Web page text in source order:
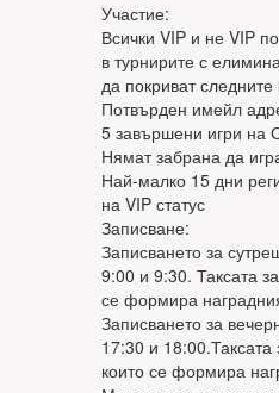
Участие:
Всички VIP и не VIP
в турнирите с
да покриват следните
Потвърден имейл
5 завършени игри на
Нямат забрана да
Най-малко 15 дни
на VIP статус
Записване:
Записването за
9:00 и 9:30. Таксата
се формира
Записването за
17:30 и
които се формира